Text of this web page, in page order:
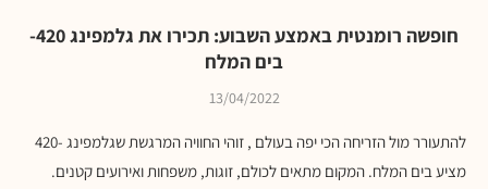
חופשה רומנטית באמצע השבוע: תכירו את גלמפינג 420-
בים המלח
13/04/2022
להתעורר מול הזריחה הכי יפה בעולם ​​, זוהי החוויה המרגשת שגלמפינג -420
מציע בים המלח. המקום מתאים לכולם, זוגות, משפחות ואירועים קטנים.